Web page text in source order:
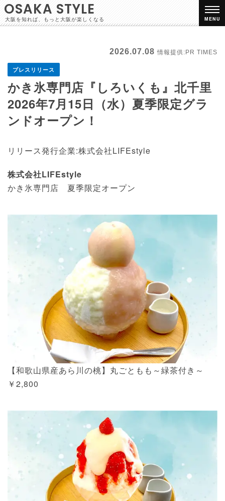
OSAKA STYLE
大阪を知れば、もっと大阪が楽しくなる MENU
2026.07.08 情報提供:PR TIMES
プレスリリース
かき氷専門店『しろいくも』北千里
2026年7月15日（水）夏季限定グラ
ンドオープン！
リリース発行企業:株式会社LIFEstyle
株式会社LIFEstyle
かき氷専門店 夏季限定オープン
【和歌山県産あら川の桃】丸ごともも～緑茶付き～
￥2,800